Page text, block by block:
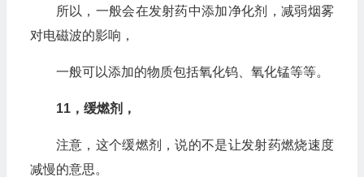
所以，一般会在发射药中添加净化剂，减弱烟雾
对电磁波的影响，
一般可以添加的物质包括氧化钨、氧化锰等等。
11，缓燃剂，
注意，这个缓燃剂，说的不是让发射药燃烧速度
减慢的意思。